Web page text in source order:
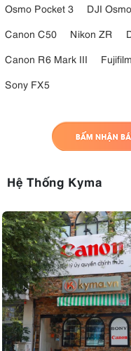
Osmo Pocket 3
DJI
Canon C50
Nikon ZR
Canon R6 Mark III
Sony FX5
Hệ Thống Kyma